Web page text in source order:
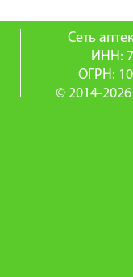
от
Сеть
ИНН:
ОГРН:
© 2014-